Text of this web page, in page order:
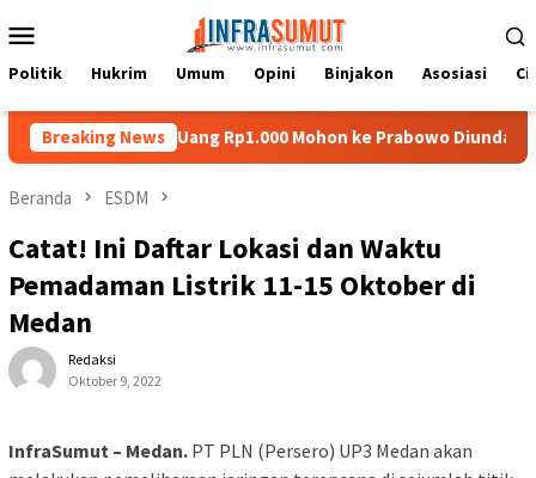
ke
Mobile
Politik Hukrim Umum Opini Binjakon Asosiasi
Breaking News
di Uang Rp1.000 Mohon ke Prabowo Diundang Upacara HUT
Beranda ESDM
Catat! Ini Daftar Lokasi dan Waktu
Pemadaman Listrik 11-15 Oktober di
Medan
Redaksi
Oktober 9, 2022
InfraSumut – Medan. PT PLN (Persero) UP3 Medan akan